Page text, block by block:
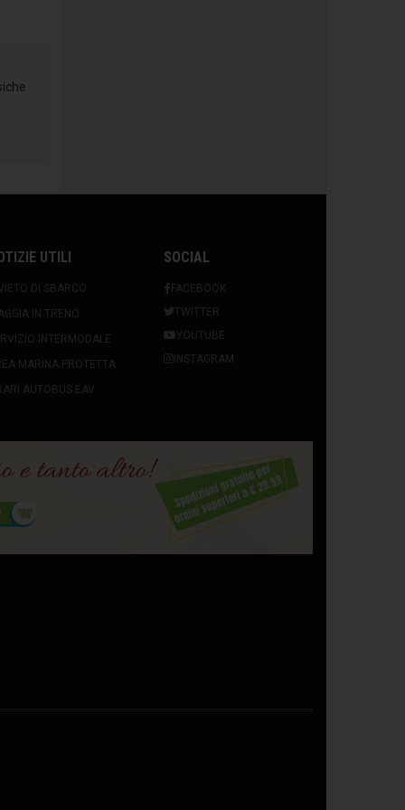
UTILI
DI SBARCO
IN TRENO
INTERMODALE
MARINA PROTETTA
AUTOBUS EAV
SOCIAL
FACEBOOK
TWITTER
YOUTUBE
INSTAGRAM